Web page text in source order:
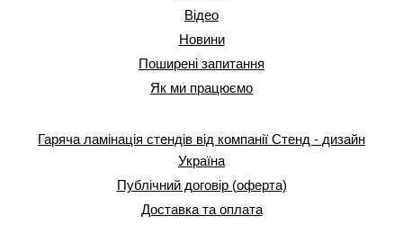
Відео
Новини
Поширені запитання
Як ми працюємо
Гаряча ламінація стендів від компанії Стенд - дизайн
Україна
Публічний договір (оферта)
Доставка та оплата